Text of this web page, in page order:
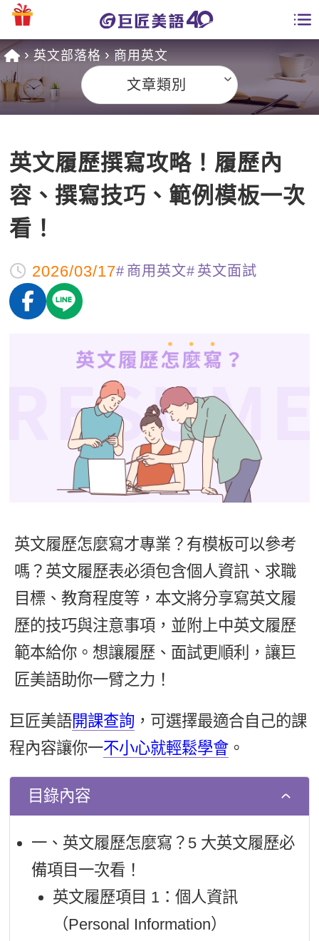
課程總覽
英文課程總表
英文會話
商用英文
英文檢定
TOEIC 多益課程
GEPT 全民英檢課程
TOEFL 托福課程
能力養成
英文聽力養成
開口溜英文
旅遊英文
基礎字彙
情境閱讀
英文寫作
Cengage TED Talks
CNN聽力強化
新聞英文
英語俱樂部
ECAM
Let's Talk
韓語
西班牙語
兒童美語
一對一家教
企業訓練
數位學習教材
全國分校
免費資源
多益秒學堂
英文能力測驗
師資團隊
學習分享
學員讚出來
活動花絮
學員專區
Recruiting
英文部落格 商用英文
文章類別
英文履歷撰寫攻略！履歷內
容、撰寫技巧、範例模板一次
看！
2026/03/17 商用英文 英文面試
英文履歷怎麼寫才專業？有模板可以參考
嗎？英文履歷表必須包含個人資訊、求職
目標、教育程度等，本文將分享寫英文履
歷的技巧與注意事項，並附上中英文履歷
範本給你。想讓履歷、面試更順利，讓巨
匠美語助你一臂之力！
巨匠美語開課查詢 ，可選擇最適合自己的課
程內容讓你一不小心就輕鬆學會 。
目錄內容
一、英文履歷怎麼寫？5 大英文履歷必
備項目一次看！
英文履歷項目 1：個人資訊
（Personal Information）